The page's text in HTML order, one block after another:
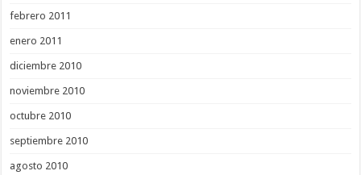
febrero 2011
enero 2011
diciembre 2010
noviembre 2010
octubre 2010
septiembre 2010
agosto 2010